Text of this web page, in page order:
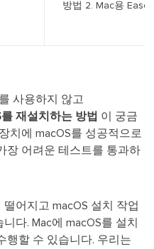
방법 2. Mac용
사용하지 않고
재설치하는 방법 이 궁금
치에 macOS를 성공적으로
장 어려운 테스트를 통과하
어지고 macOS 설치 작업
다. Mac에 macOS를 설치
행할 수 있습니다. 우리는